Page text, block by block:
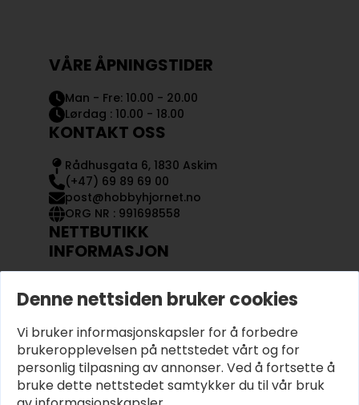
VÅRE ÅPNINGSTIDER
Man - Fre: 10.00 - 20.00
Lørdag : 10.00 - 18.00
KONTAKT OSS
Rådhusgata 6, 1830 Askim
(+47) 69 89 69 00
post@hobbyhjornet.no
ORG NR : 991698558
NETTBUTIKK
INFORMASJON
OM OSS
KJØPSVILKÅR OG BETINGELSER
PERSONVERN
Denne nettsiden bruker cookies
Vi bruker informasjonskapsler for å forbedre
brukeropplevelsen på nettstedet vårt og for
personlig tilpasning av annonser. Ved å fortsette å
bruke dette nettstedet samtykker du til vår bruk